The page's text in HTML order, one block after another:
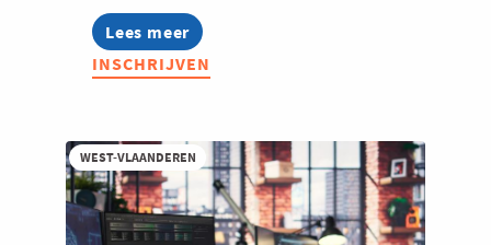
Lees meer
about
Lerend
Netwerk
INSCHRIJVEN
WEST-VLAANDEREN